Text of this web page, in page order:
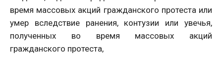
время массовых акций гражданского протеста или
умер вследствие ранения, контузии или увечья,
полученных во время массовых акций
гражданского протеста,